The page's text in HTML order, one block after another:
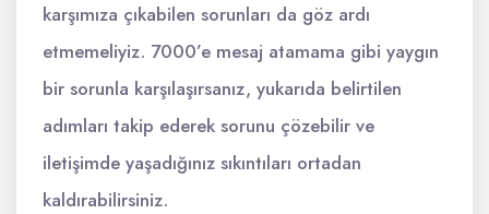
karşımıza çıkabilen sorunları da göz ardı
etmemeliyiz. 7000’e mesaj atamama gibi yaygın
bir sorunla karşılaşırsanız, yukarıda belirtilen
adımları takip ederek sorunu çözebilir ve
iletişimde yaşadığınız sıkıntıları ortadan
kaldırabilirsiniz.